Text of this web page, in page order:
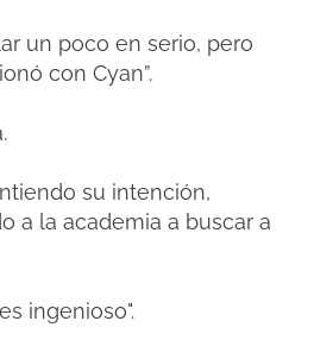
un poco en serio, pero
con Cyan”.
su intención,
a la academia a buscar a
ingenioso".